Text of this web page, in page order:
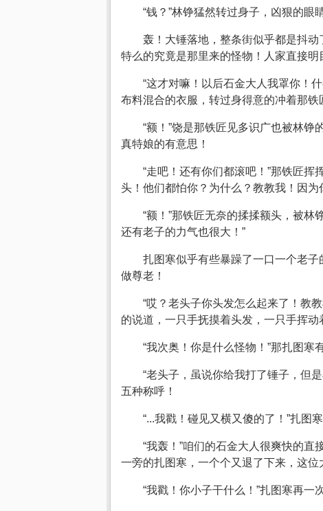
“钱？”林铮猛然转过身子，凶狠的眼
轰！大锤落地，整条街似乎都是抖
特么的究竟是那里来的怪物！人家直接
“这才对嘛！以后石金大人我罩你！
布料混合的衣服，转过身得意的冲着那铁
“额！”饶是那铁匠见多识广也被林
真特娘的有意思！
“走吧！还有你们都滚吧！”那铁匠
头！他们都怕你？为什么？教教我！因为
“额！”那铁匠无奈的揉揉额头，被林
还有老子的力气也很大！”
扎图寒似乎有些暴躁了一口一个老
做尊老！
“哎？老头子你头发怎么起来了！教
的说道，一只手抚摸着头发，一只手挥动
“我次奥！你是什么怪物！”那扎图
“老头子，虽说你给我打了锤子，但
五种称呼！
“...我戳！碰见又横又傻的了！”扎图
“我轰！”咱们的石金大人很爽快的
一旁的扎图寒，一个个又退了下来，这位
“我戳！你小子干什么！”扎图寒再一